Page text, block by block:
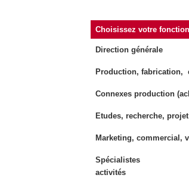
Choisissez votre fonction
Direction générale
Production, fabrication,
Connexes production
Etudes, recherche, projet
Marketing, commercial,
Spécialistes
activités